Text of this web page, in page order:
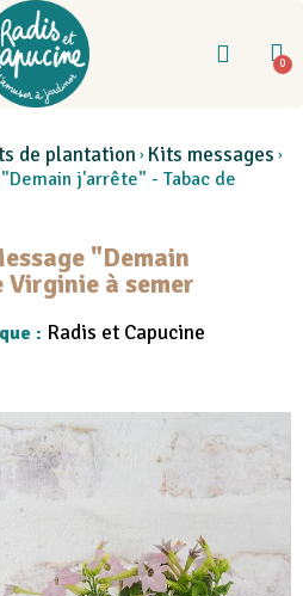
de plantation Kits messages
j'arrête" - Tabac de
"Demain
à semer
: Radis et Capucine